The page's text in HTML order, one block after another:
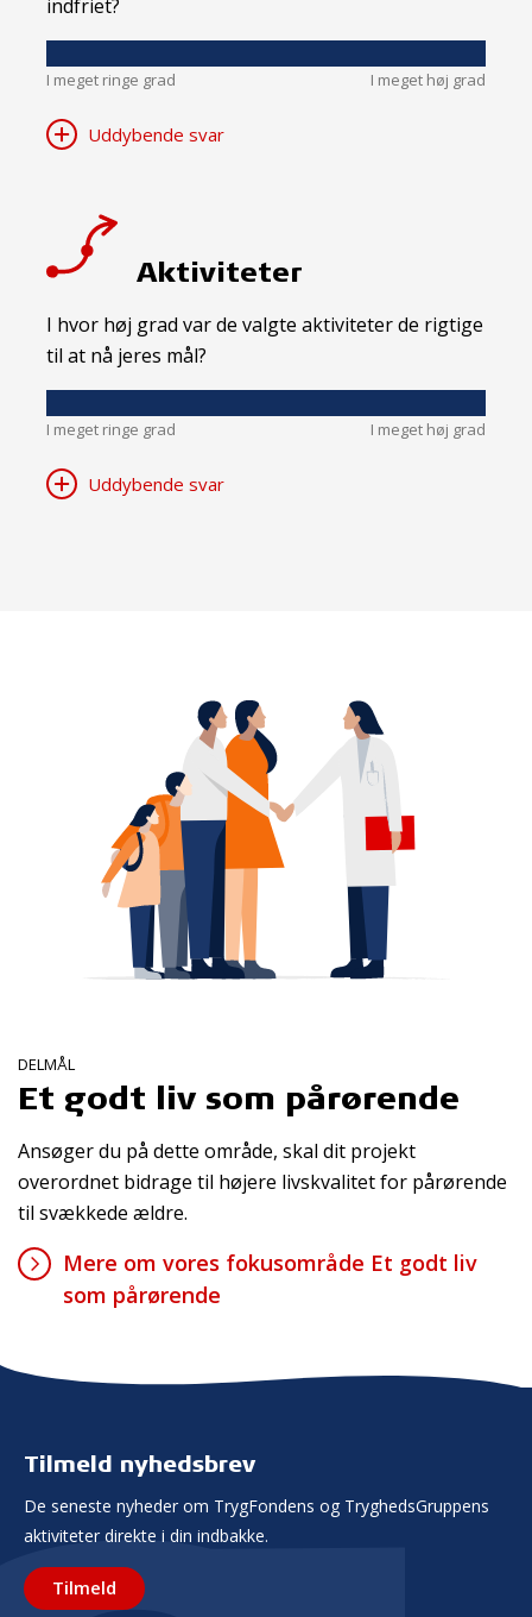
indfriet?
I meget ringe grad I meget høj grad
Uddybende svar
Aktiviteter
I hvor høj grad var de valgte aktiviteter de rigtige
til at nå jeres mål?
I meget ringe grad I meget høj grad
Uddybende svar
DELMÅL
Et godt liv som pårørende
Ansøger du på dette område, skal dit projekt
overordnet bidrage til højere livskvalitet for pårørende
til svækkede ældre.
Mere om vores fokusområde Et godt liv
som pårørende
Tilmeld nyhedsbrev
De seneste nyheder om TrygFondens og TryghedsGruppens
aktiviteter direkte i din indbakke.
Tilmeld